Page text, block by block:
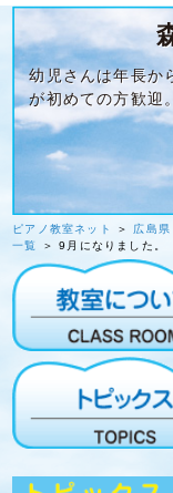
幼児さんは年長か
が初めての方歓迎
ピアノ教室ネット ＞ 広島県
一覧
＞ 9月になりました。